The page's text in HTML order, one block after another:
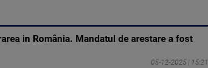
in România. Mandatul de arestare a fost
05-12-2025 | 15:21